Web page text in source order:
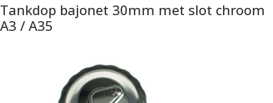
Tankdop bajonet 30mm met slot chroom
A3 / A35